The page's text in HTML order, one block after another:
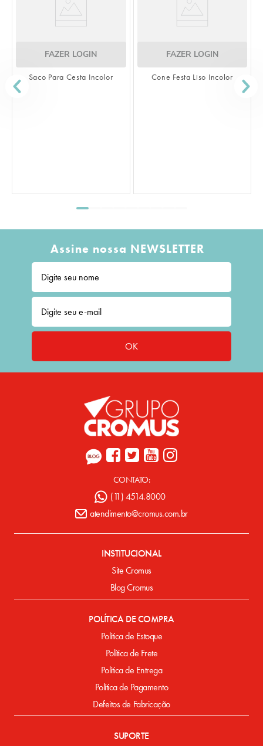
Incolor
FAZER LOGIN
Cone Festa Liso Incolor
FAZER LOGIN
Assine nossa NEWSLETTER
OK
CONTATO:
(11) 4514.8000
atendimento@cromus.com.br
INSTITUCIONAL
Site Cromus
Blog Cromus
POLÍTICA DE COMPRA
Política de Estoque
Política de Frete
Política de Entrega
Política de Pagamento
Defeitos de Fabricação
SUPORTE